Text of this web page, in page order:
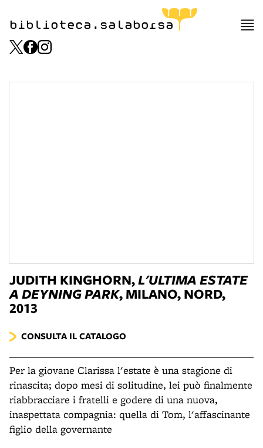
biblioteca.salaborsa
JUDITH KINGHORN,L'ULTIMA ESTATE
A DEYNING PARK, MILANO, NORD,
2013
CONSULTA IL CATALOGO
Per la giovane Clarissa l'estate è una stagione di
rinascita; dopo mesi di solitudine, lei può finalmente
riabbracciare i fratelli e godere di una nuova,
inaspettata compagnia: quella di Tom, l'affascinante
figlio della governante